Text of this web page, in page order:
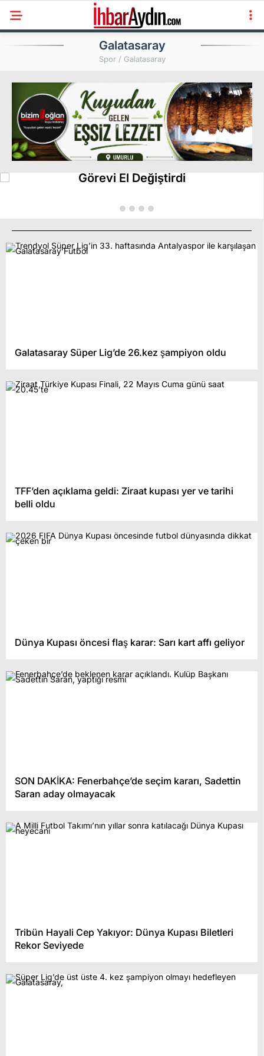
Galatasaray
Spor / Galatasaray
Aydın Galatasaray Taraftarlar
Derneği’nde Yeni Dönem! Başkanlık
Görevi El Değiştirdi
Galatasaray Süper Lig’de 26.kez şampiyon oldu
TFF’den açıklama geldi: Ziraat kupası yer ve tarihi
belli oldu
Dünya Kupası öncesi flaş karar: Sarı kart affı geliyor
SON DAKİKA: Fenerbahçe’de seçim kararı, Sadettin
Saran aday olmayacak
Tribün Hayali Cep Yakıyor: Dünya Kupası Biletleri
Rekor Seviyede